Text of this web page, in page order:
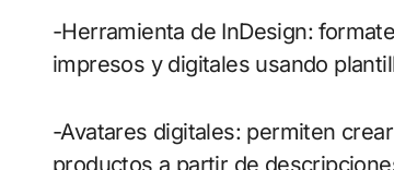
-Herramienta de InDesign:
impresos y digitales usando
-Avatares digitales: permiten
productos a partir de